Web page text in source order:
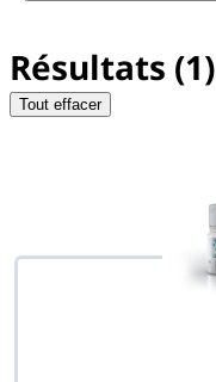
Résultats (1)
Tout effacer